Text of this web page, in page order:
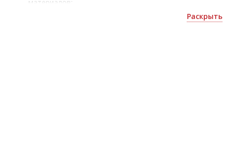
материалов;
Детская плитка для ванной - для отделки жилых иРаскрыть